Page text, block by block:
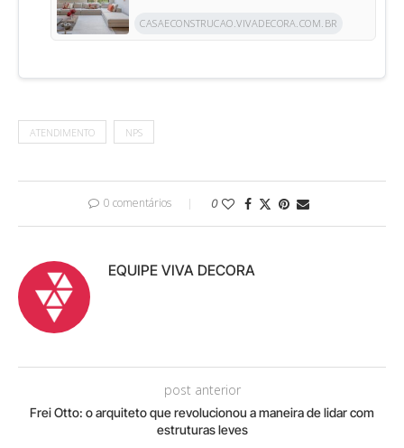
CASAECONSTRUCAO.VIVADECORA.COM.BR
ATENDIMENTO NPS
0 comentários 0
EQUIPE VIVA DECORA
post anterior
Frei Otto: o arquiteto que revolucionou a maneira de lidar com
estruturas leves